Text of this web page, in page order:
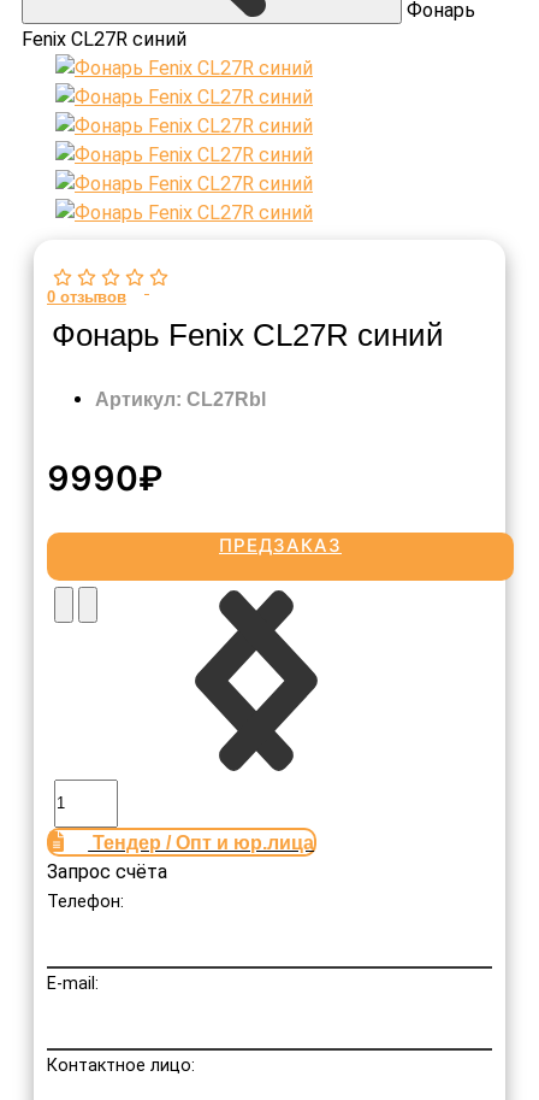
Фонарь
Fenix CL27R синий
0 отзывов
Фонарь Fenix CL27R синий
Артикул: CL27Rbl
9990₽
ПРЕДЗАКАЗ
Тендер / Опт и юр.лица
Запрос счёта
Телефон:
E-mail:
Контактное лицо: